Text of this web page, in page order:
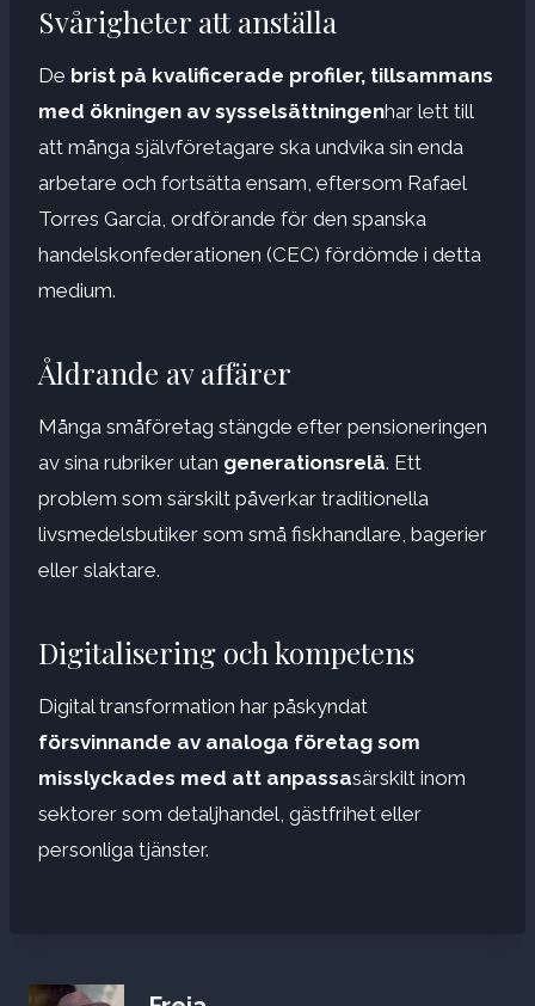
Svårigheter att anställa
De brist på kvalificerade profiler, tillsammans
med ökningen av sysselsättningenhar lett till
att många självföretagare ska undvika sin enda
arbetare och fortsätta ensam, eftersom Rafael
Torres García, ordförande för den spanska
handelskonfederationen (CEC) fördömde i detta
medium.
Åldrande av affärer
Många småföretag stängde efter pensioneringen
av sina rubriker utan generationsrelä. Ett
problem som särskilt påverkar traditionella
livsmedelsbutiker som små fiskhandlare, bagerier
eller slaktare.
Digitalisering och kompetens
Digital transformation har påskyndat
försvinnande av analoga företag som
misslyckades med att anpassasärskilt inom
sektorer som detaljhandel, gästfrihet eller
personliga tjänster.